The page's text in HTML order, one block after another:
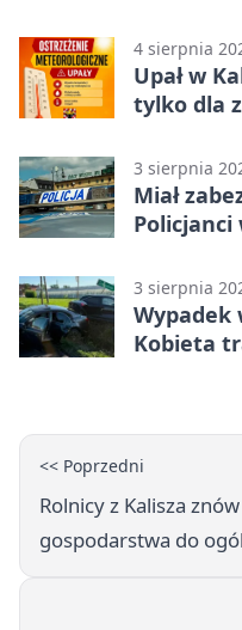
4 sierpnia
Upał w
tylko dla
3 sierpnia
Miał
3 sierpnia
Wypadek
Kobieta
<< Poprzedni
Rolnicy z Kalisza
gospodarstwa do